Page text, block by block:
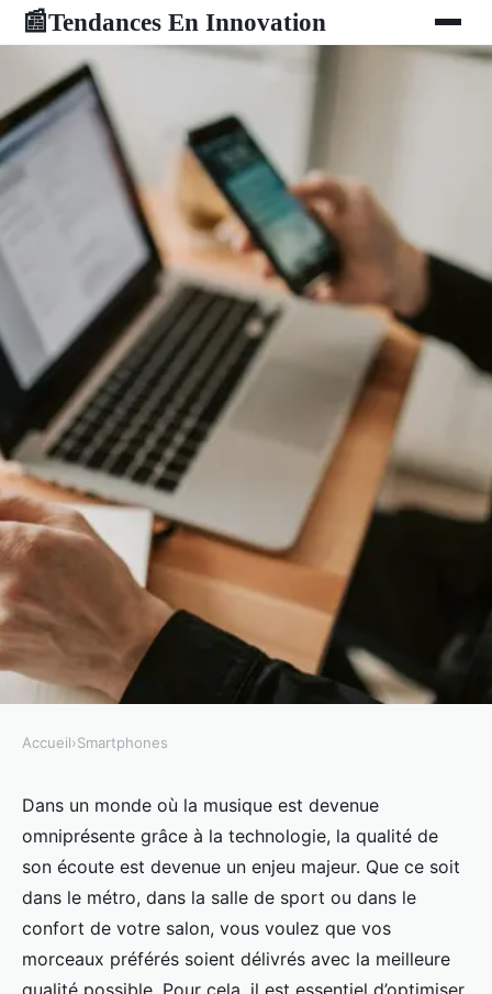
📰Tendances En Innovation
SMARTPHONES
Comment optimiser les
performances de votre
smartphone pour la diffusion de
musique en streaming ?
Lucas•18 septembre 2024•6 min de lecture
Accueil›Smartphones
Dans un monde où la musique est devenue
omniprésente grâce à la technologie, la qualité de
son écoute est devenue un enjeu majeur. Que ce soit
dans le métro, dans la salle de sport ou dans le
confort de votre salon, vous voulez que vos
morceaux préférés soient délivrés avec la meilleure
qualité possible. Pour cela, il est essentiel d’optimiser